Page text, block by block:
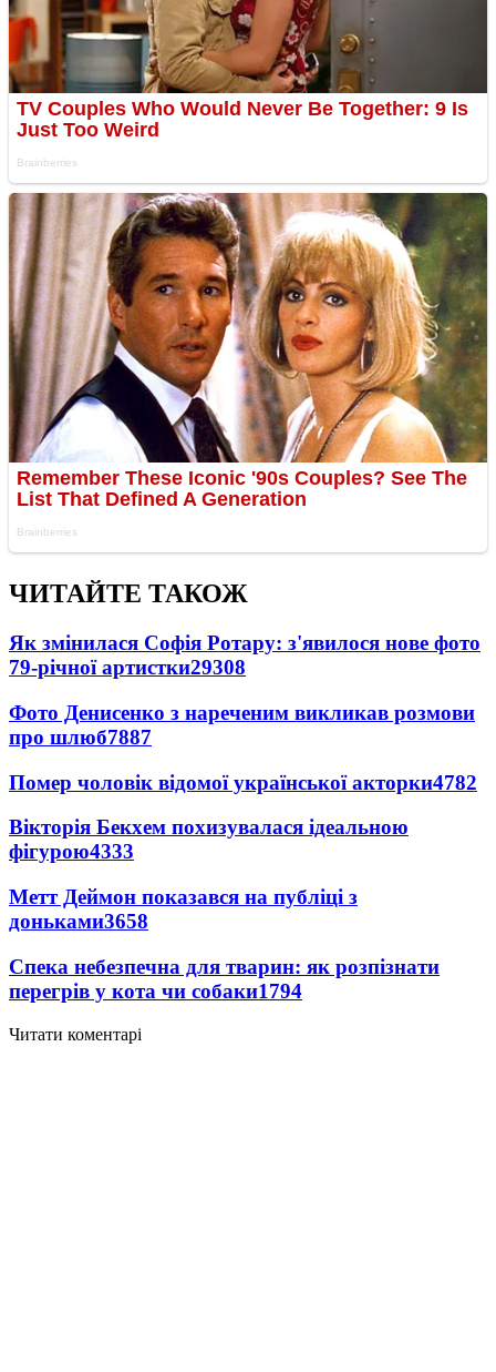
ЧИТАЙТЕ ТАКОЖ
Як змінилася Софія Ротару: з'явилося нове фото
79-річної артистки29308
Фото Денисенко з нареченим викликав розмови
про шлюб7887
Помер чоловік відомої української акторки4782
Вікторія Бекхем похизувалася ідеальною
фігурою4333
Метт Деймон показався на публіці з
доньками3658
Спека небезпечна для тварин: як розпізнати
перегрів у кота чи собаки1794
Читати коментарі